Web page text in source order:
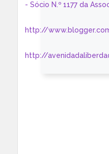
- Sócio N.º 1177 da
http://
http://